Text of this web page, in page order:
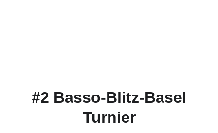
#2 Basso-Blitz-Basel
Turnier